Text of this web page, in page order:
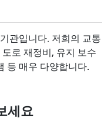
관입니다. 저희의 교통
로 재정비, 유지 보수
등 매우 다양합니다.
세요